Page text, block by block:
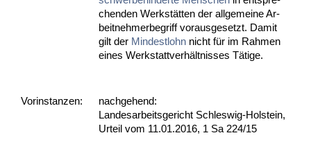
chen­den Werkstätten der all­ge­mei­ne Ar­
beit­neh­mer­be­griff vor­aus­ge­setzt. Da­mit
gilt der Min­dest­lohn nicht für im Rah­men
ei­nes Werk­statt­verhält­nis­ses Täti­ge.
Vor­ins­tan­zen:
nachgehend:
Landesarbeitsgericht Schleswig-Holstein,
Urteil vom 11.01.2016, 1 Sa 224/15